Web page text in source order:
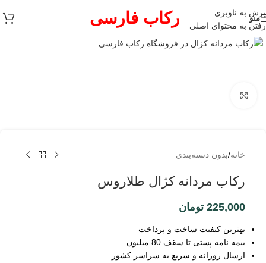
پرش به ناوبری
رفتن به محتوای اصلی
منو رکاب فارسی
خانه/بدون دسته‌بندی
رکاب مردانه کژال طلاروس
225,000 تومان
بهترین کیفیت ساخت و پرداخت
بیمه نامه پستی تا سقف 80 میلیون
ارسال روزانه و سریع به سراسر کشور